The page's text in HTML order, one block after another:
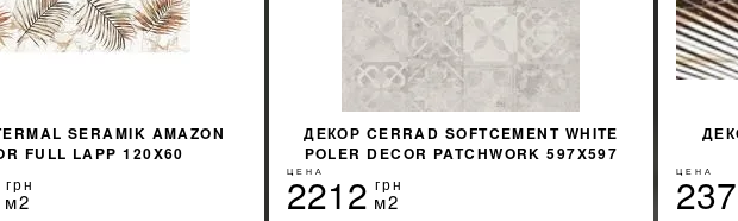
SERAMIK AMAZON
FULL LAPP 120X60
грн
м2
ДЕКОР CERRAD SOFTCEMENT WHITE
POLER DECOR PATCHWORK 597X597
ЦЕНА
2212 грн
м2
ЦЕНА